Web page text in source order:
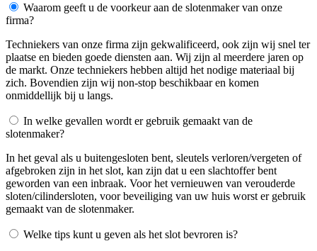
Waarom geeft u de voorkeur aan de slotenmaker van onze
firma?
Techniekers van onze firma zijn gekwalificeerd, ook zijn wij snel ter
plaatse en bieden goede diensten aan. Wij zijn al meerdere jaren op
de markt. Onze techniekers hebben altijd het nodige materiaal bij
zich. Bovendien zijn wij non-stop beschikbaar en komen
onmiddellijk bij u langs.
In welke gevallen wordt er gebruik gemaakt van de
slotenmaker?
In het geval als u buitengesloten bent, sleutels verloren/vergeten of
afgebroken zijn in het slot, kan zijn dat u een slachtoffer bent
geworden van een inbraak. Voor het vernieuwen van verouderde
sloten/cilindersloten, voor beveiliging van uw huis worst er gebruik
gemaakt van de slotenmaker.
Welke tips kunt u geven als het slot bevroren is?